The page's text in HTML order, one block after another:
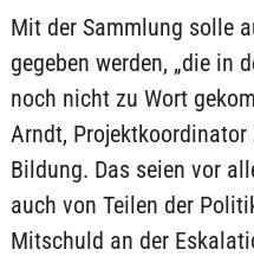
Mit der Sammlung solle
gegeben werden, „die in
noch nicht zu Wort
Arndt, Projektkoordinator
Bildung. Das seien vor
auch von Teilen der
Mitschuld an der